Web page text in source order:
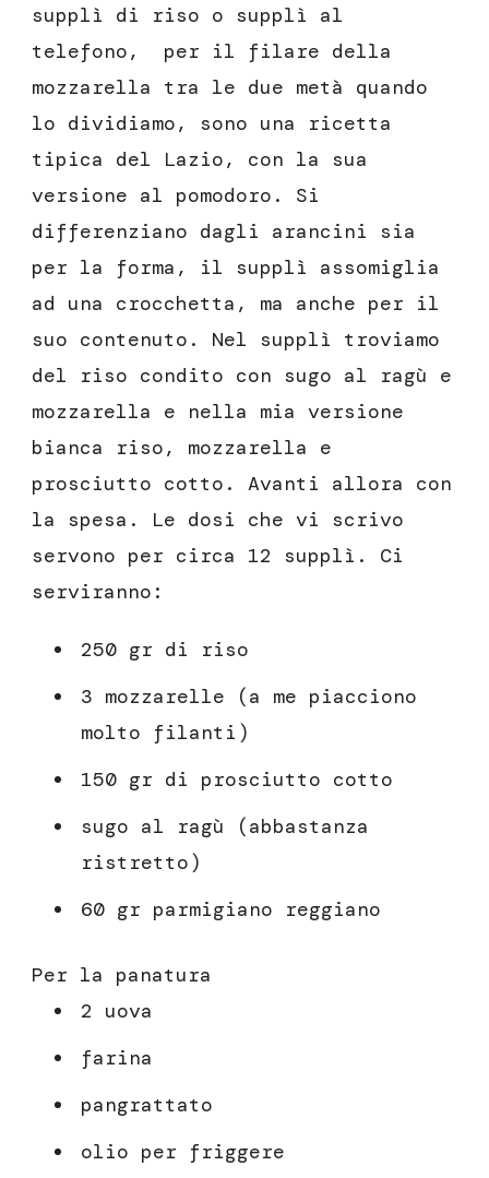
supplì di riso o supplì al
telefono, per il filare della
mozzarella tra le due metà quando
lo dividiamo, sono una ricetta
tipica del Lazio, con la sua
versione al pomodoro. Si
differenziano dagli arancini sia
per la forma, il supplì assomiglia
ad una crocchetta, ma anche per il
suo contenuto. Nel supplì troviamo
del riso condito con sugo al ragù e
mozzarella e nella mia versione
bianca riso, mozzarella e
prosciutto cotto. Avanti allora con
la spesa. Le dosi che vi scrivo
servono per circa 12 supplì. Ci
serviranno:
250 gr di riso
3 mozzarelle (a me piacciono
molto filanti)
150 gr di prosciutto cotto
sugo al ragù (abbastanza
ristretto)
60 gr parmigiano reggiano
Per la panatura
2 uova
farina
pangrattato
olio per friggere